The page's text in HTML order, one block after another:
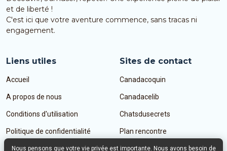
et de liberté !
C'est ici que votre aventure commence, sans tracas ni
engagement.
Liens utiles
Accueil
A propos de nous
Conditions d'utilisation
Politique de confidentialité
Sites de contact
Canadacoquin
Canadacelib
Chatsdusecrets
Plan rencontre
Nous pensons que votre vie privée est importante. Nous avons besoin de